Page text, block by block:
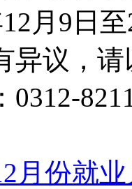
月9日
异议，
0312-
月份就